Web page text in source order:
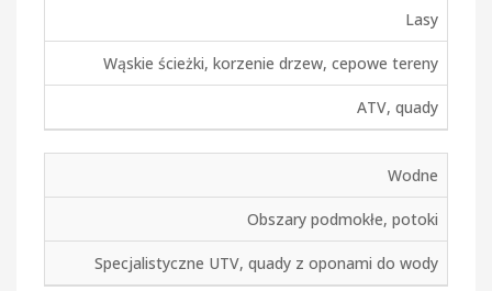
Lasy
Wąskie ścieżki, korzenie drzew, cepowe tereny
ATV, quady
Wodne
Obszary podmokłe, potoki
Specjalistyczne UTV, quady z oponami do wody